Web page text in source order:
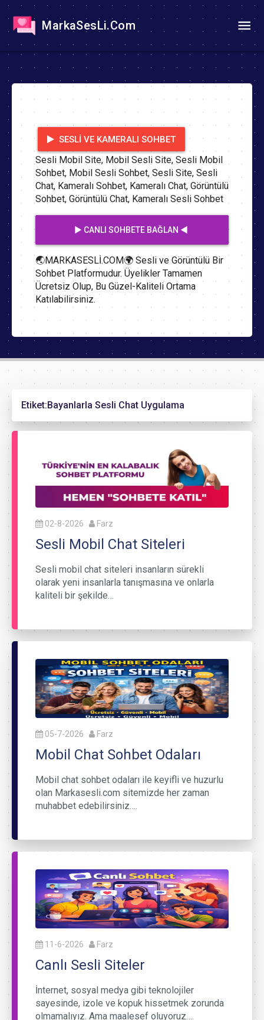
MarkaSesLi.Com
SESLI VE KAMERALI SOHBET
Sesli Mobil Site, Mobil Sesli Site, Sesli Mobil
Sohbet, Mobil Sesli Sohbet, Sesli Site, Sesli
Chat, Kameralı Sohbet, Kameralı Chat, Görüntülü
Sohbet, Görüntülü Chat, Kameralı Sesli Sohbet
▶️ CANLI SOHBETE BAĞLAN ◀️
🌏MARKASESLİ.COM🌍 Sesli ve Görüntülü Bir
Sohbet Platformudur. Üyelikler Tamamen
Ücretsiz Olup, Bu Güzel-Kaliteli Ortama
Katılabilirsiniz.
Etiket:Bayanlarla Sesli Chat Uygulama
02-8-2026 Farz
Sesli Mobil Chat Siteleri
Sesli mobil chat siteleri insanların sürekli
olarak yeni insanlarla tanışmasına ve onlarla
kaliteli bir şekilde…
05-7-2026 Farz
Mobil Chat Sohbet Odaları
Mobil chat sohbet odaları ile keyifli ve huzurlu
olan Markasesli.com sitemizde her zaman
muhabbet edebilirsiniz….
11-6-2026 Farz
Canlı Sesli Siteler
İnternet, sosyal medya gibi teknolojiler
sayesinde, izole ve kopuk hissetmek zorunda
olmamalıyız. Ama maalesef oluyoruz….